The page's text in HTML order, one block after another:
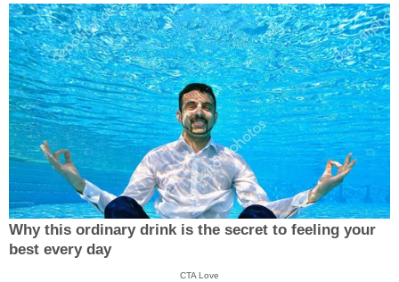
Why this ordinary drink is the secret to feeling your
best every day
CTA Love